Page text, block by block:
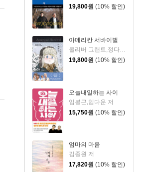
19,800원 (10% 할인)
아메리칸 서바이벌
올리버 그랜트,정다운 저
19,800원 (10% 할인)
오늘내일하는 사이
임봉근,임다운 저
15,750원 (10% 할인)
엄마의 마음
김종원 저
17,820원 (10% 할인)